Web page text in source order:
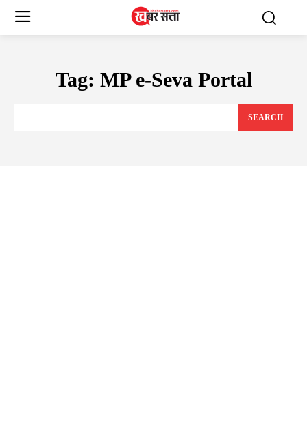
Tag: MP e-Seva Portal
SEARCH